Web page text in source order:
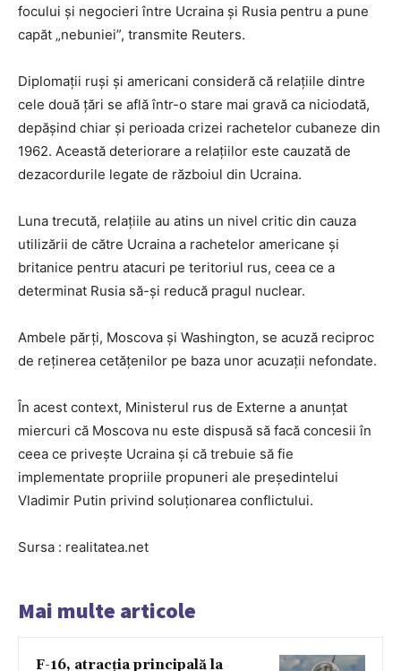
focului și negocieri între Ucraina și Rusia pentru a pune
capăt „nebuniei”, transmite Reuters.
Diplomații ruși și americani consideră că relațiile dintre
cele două țări se află într-o stare mai gravă ca niciodată,
depășind chiar și perioada crizei rachetelor cubaneze din
1962. Această deteriorare a relațiilor este cauzată de
dezacordurile legate de războiul din Ucraina.
Luna trecută, relațiile au atins un nivel critic din cauza
utilizării de către Ucraina a rachetelor americane și
britanice pentru atacuri pe teritoriul rus, ceea ce a
determinat Rusia să-și reducă pragul nuclear.
Ambele părți, Moscova și Washington, se acuză reciproc
de reținerea cetățenilor pe baza unor acuzații nefondate.
În acest context, Ministerul rus de Externe a anunțat
miercuri că Moscova nu este dispusă să facă concesii în
ceea ce privește Ucraina și că trebuie să fie
implementate propriile propuneri ale președintelui
Vladimir Putin privind soluționarea conflictului.
Sursa : realitatea.net
Mai multe articole
F-16, atracția principală la